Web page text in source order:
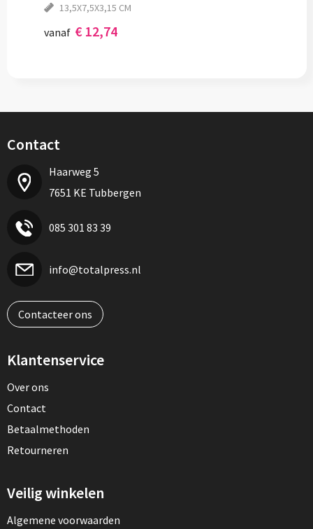
13,5X7,5X3,15 CM
vanaf € 12,74
Contact
Haarweg 5
7651 KE Tubbergen
085 301 83 39
info@totalpress.nl
Contacteer ons
Klantenservice
Over ons
Contact
Betaalmethoden
Retourneren
Veilig winkelen
Algemene voorwaarden